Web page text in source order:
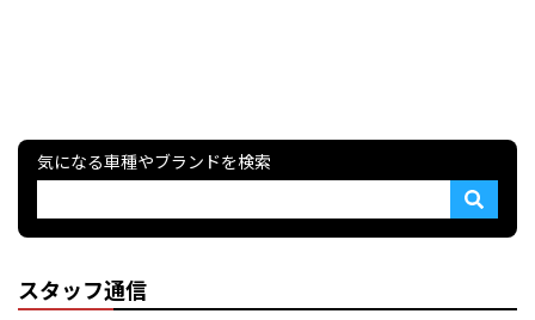
気になる車種やブランドを検索
スタッフ通信